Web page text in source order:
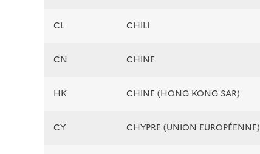
CL CHILI
CN CHINE
HK CHINE (HONG KONG SAR)
CY CHYPRE (UNION EUROPÉENNE)